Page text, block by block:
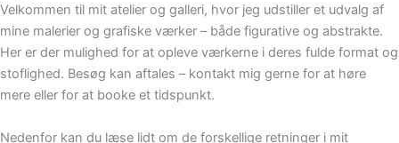
Velkommen til mit atelier og galleri, hvor jeg udstiller et udvalg af
mine malerier og grafiske værker – både figurative og abstrakte.
Her er der mulighed for at opleve værkerne i deres fulde format og
stoflighed. Besøg kan aftales – kontakt mig gerne for at høre
mere eller for at booke et tidspunkt.
Nedenfor kan du læse lidt om de forskellige retninger i mit